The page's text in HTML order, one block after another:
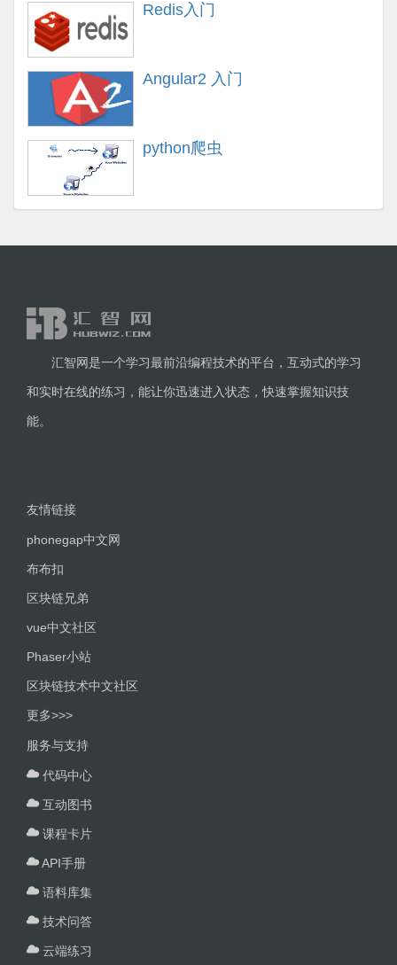
Redis入门
Angular2 入门
python爬虫
汇智网是一个学习最前沿编程技术的平台，互动式的学习
和实时在线的练习，能让你迅速进入状态，快速掌握知识技
能。
友情链接
phonegap中文网
布布扣
区块链兄弟
vue中文社区
Phaser小站
区块链技术中文社区
更多>>>
服务与支持
代码中心
互动图书
课程卡片
API手册
语料库集
技术问答
云端练习